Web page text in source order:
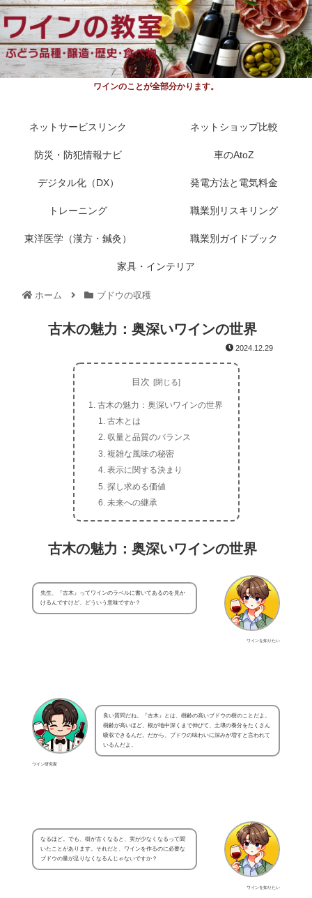
ワインのことが全部分かります。
ネットサービスリンク ネットショップ比較
防災・防犯情報ナビ 車のAtoZ
デジタル化（DX） 発電方法と電気料金
トレーニング 職業別リスキリング
東洋医学（漢方・鍼灸） 職業別ガイドブック
家具・インテリア
ホーム ブドウの収穫
古木の魅力：奥深いワインの世界
2024.12.29
目次
古木の魅力：奥深いワインの世界
古木とは
収量と品質のバランス
複雑な風味の秘密
表示に関する決まり
探し求める価値
未来への継承
古木の魅力：奥深いワインの世界
ワインを知りたい
先生、『古木』ってワインのラベルに書いてあるのを見か
けるんですけど、どういう意味ですか？
ワイン研究家
良い質問だね。『古木』とは、樹齢の高いブドウの樹のことだよ。
樹齢が高いほど、根が地中深くまで伸びて、土壌の養分をたくさん
吸収できるんだ。だから、ブドウの味わいに深みが増すと言われて
いるんだよ。
ワインを知りたい
なるほど。でも、樹が古くなると、実が少なくなるって聞
いたことがあります。それだと、ワインを作るのに必要な
ブドウの量が足りなくなるんじゃないですか？